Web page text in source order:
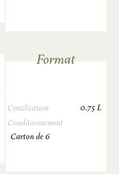
Format
Centilisation
0.75 L
Conditionnement
Carton de 6